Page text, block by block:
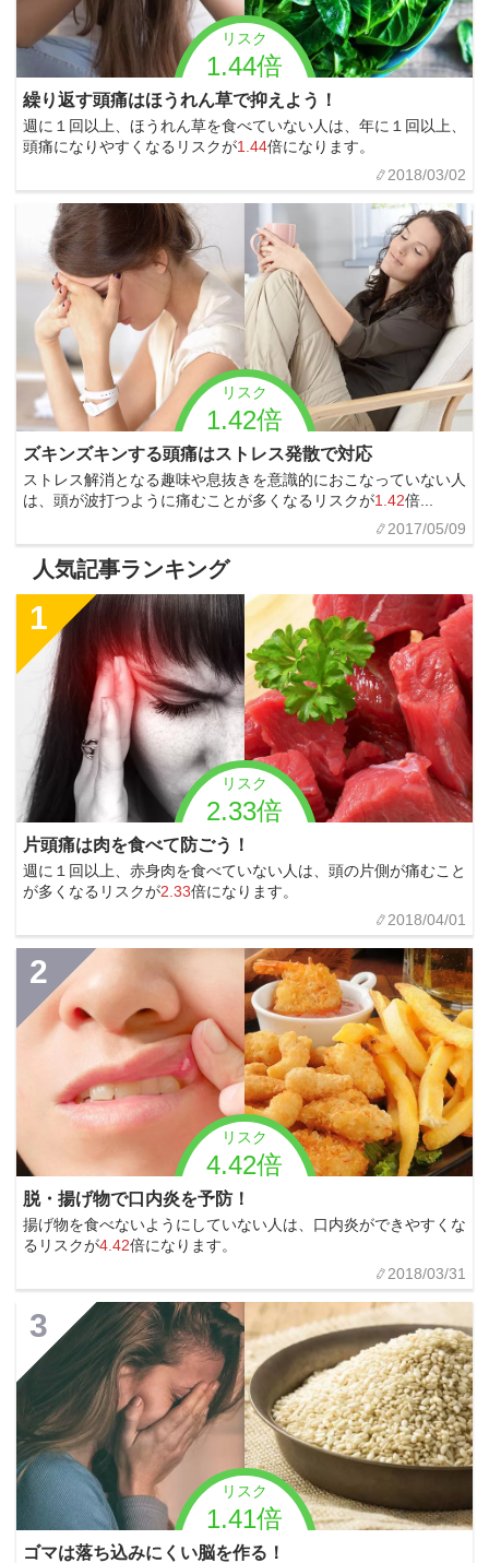
リスク
1.44倍
繰り返す頭痛はほうれん草で抑えよう！
週に１回以上、ほうれん草を食べていない人は、年に１回以上、
頭痛になりやすくなるリスクが1.44倍になります。
2018/03/02
リスク
1.42倍
ズキンズキンする頭痛はストレス発散で対応
ストレス解消となる趣味や息抜きを意識的におこなっていない人
は、頭が波打つように痛むことが多くなるリスクが1.42倍...
2017/05/09
人気記事ランキング
リスク
2.33倍
1
片頭痛は肉を食べて防ごう！
週に１回以上、赤身肉を食べていない人は、頭の片側が痛むこと
が多くなるリスクが2.33倍になります。
2018/04/01
リスク
4.42倍
2
脱・揚げ物で口内炎を予防！
揚げ物を食べないようにしていない人は、口内炎ができやすくな
るリスクが4.42倍になります。
2018/03/31
リスク
1.41倍
3
ゴマは落ち込みにくい脳を作る！